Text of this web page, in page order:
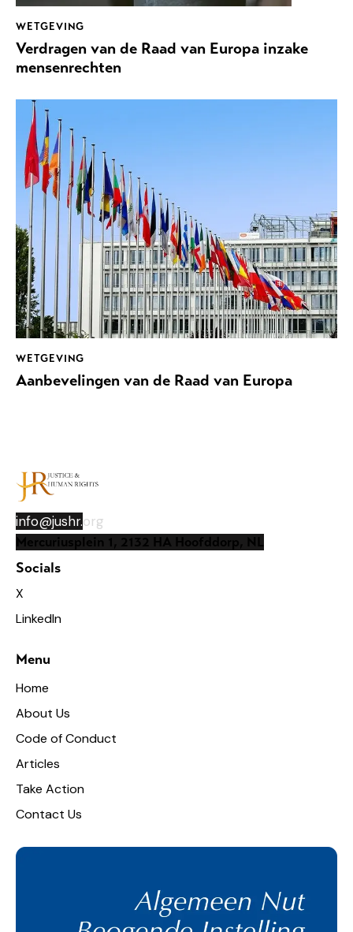
WETGEVING
Verdragen van de Raad van Europa inzake
mensenrechten
WETGEVING
Aanbevelingen van de Raad van Europa
info@jushr.org
Mercuriusplein 1, 2132 HA Hoofddorp, NL
Socials
X
LinkedIn
Menu
Home
About Us
Code of Conduct
Articles
Take Action
Contact Us